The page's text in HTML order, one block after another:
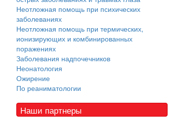
Неотложная помощь при психических
заболеваниях
Неотложная помощь при термических,
ионизирующих и комбинированных
поражениях
Заболевания надпочечников
Неонатология
Ожирение
По реаниматологии
Наши партнеры